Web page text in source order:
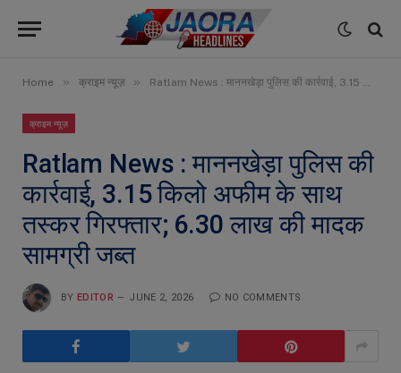
Home » क्राइम न्यूज़ » Ratlam News : माननखेड़ा पुलिस की कार्रवाई, 3.15 किलो अफीम के साथ तस्कर गिरफ्तार; 6.30 लाख की मादक सामग्री जब्त
क्राइम न्यूज़
Ratlam News : माननखेड़ा पुलिस की
कार्रवाई, 3.15 किलो अफीम के साथ
तस्कर गिरफ्तार; 6.30 लाख की मादक
सामग्री जब्त
BY EDITOR JUNE 2, 2026 NO COMMENTS